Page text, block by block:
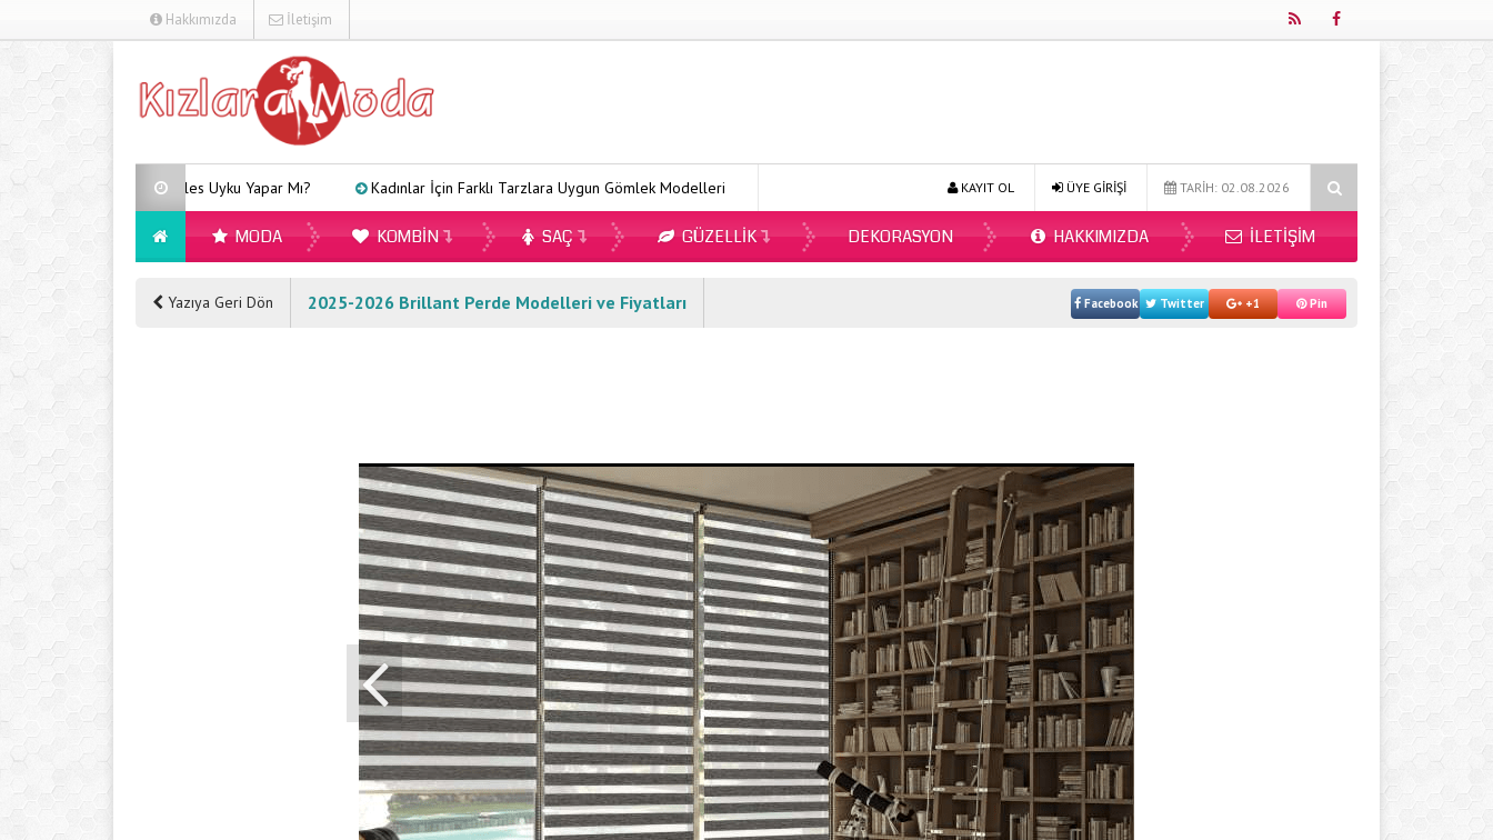
Hakkımızda İletişim
Arveles Uyku Yapar Mı? Kadınlar İçin Farklı Tarzlara Uygun Gömlek Modelleri Ecopirin Reçetesiz Alınır Mı 2026? Online Diyetisyen ile Sağlıklı Beslenmenin Yeni Adresi: Fitdiyet.net
TARİH: 02.08.2026
ÜYE GİRİŞİ
KAYIT OL
MODA KOMBIN SAÇ GÜZELLIK DEKORASYON HAKKIMIZDA İLETIŞIM
Yazıya Geri Dön 2025-2026 Brillant Perde Modelleri ve Fiyatları Facebook Twitter +1 Pin